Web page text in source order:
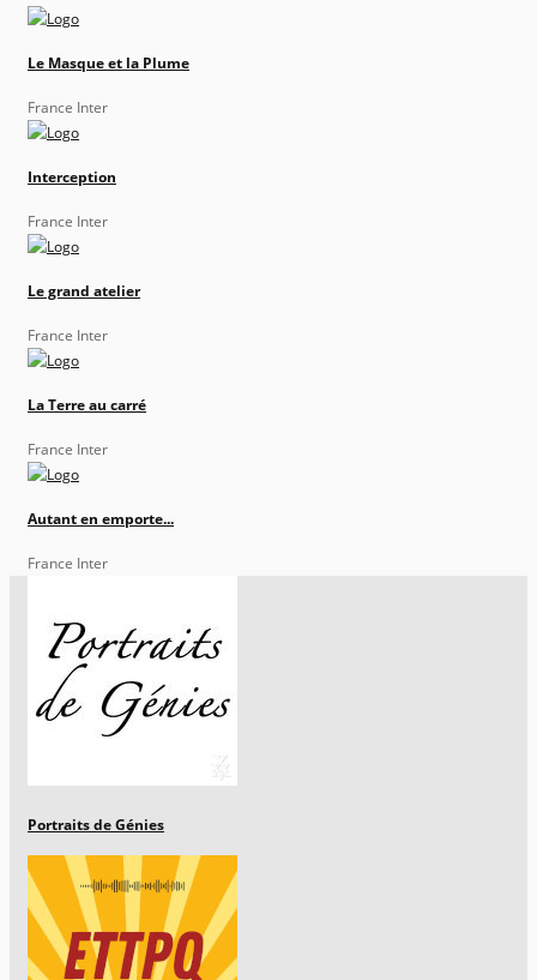
Le Masque et la Plume
France Inter
Interception
France Inter
Le grand atelier
France Inter
La Terre au carré
France Inter
Autant en emporte...
France Inter
Portraits de Génies